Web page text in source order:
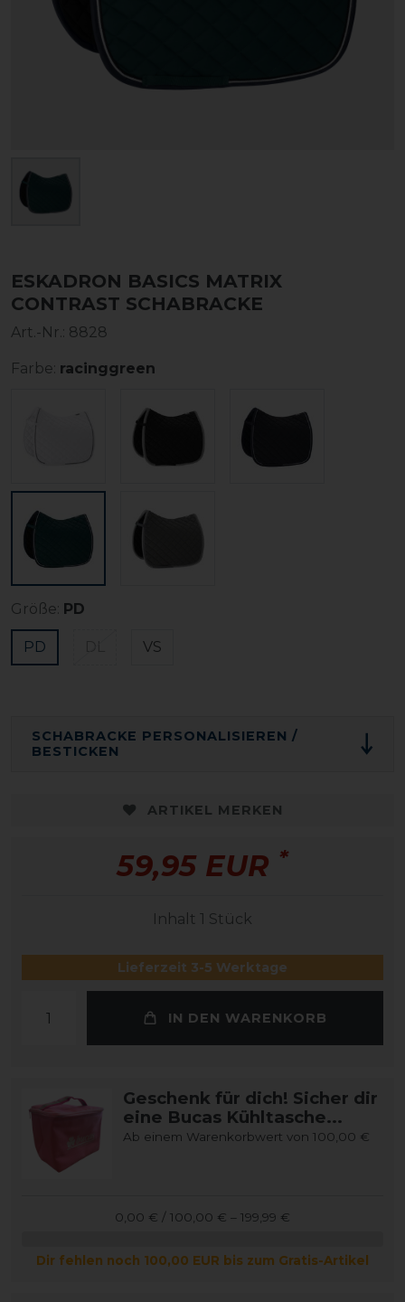
ESKADRON BASICS MATRIX
CONTRAST SCHABRACKE
Art.-Nr.: 8828
Farbe: racinggreen
Größe: PD
PD VS
SCHABRACKE PERSONALISIEREN /
BESTICKEN
ARTIKEL MERKEN
59,95 EUR *
Inhalt 1 Stück
Lieferzeit 3-5 Werktage
IN DEN WARENKORB
Geschenk für dich! Sicher dir
eine Bucas Kühltasche...
Ab einem Warenkorbwert von 100,00 €
0,00 € / 100,00 € – 199,99 €
Dir fehlen noch 100,00 EUR bis zum Gratis-Artikel